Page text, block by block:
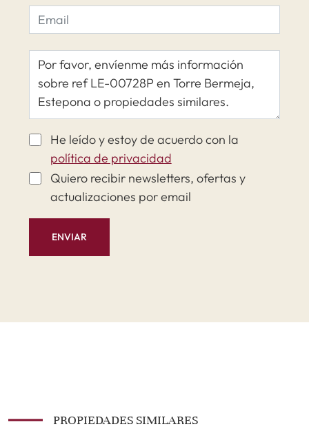
He leído y estoy de acuerdo con la
política de privacidad
Quiero recibir newsletters, ofertas y
actualizaciones por email
ENVIAR
PROPIEDADES SIMILARES